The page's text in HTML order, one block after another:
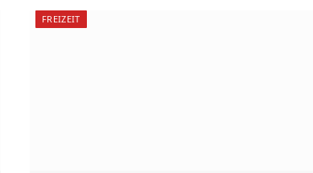
FREIZEIT